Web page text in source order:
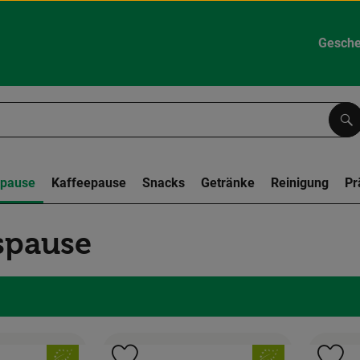
Kaffeepause Snacks Getränke Reinigung
, Verband: , Verband: